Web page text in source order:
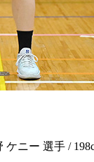
ニー 選手 /